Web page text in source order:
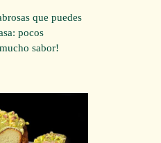
que puedes
pocos
sabor!